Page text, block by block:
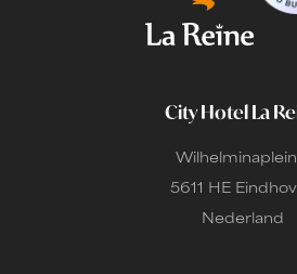
City Hotel La
5611 HE
Nederland